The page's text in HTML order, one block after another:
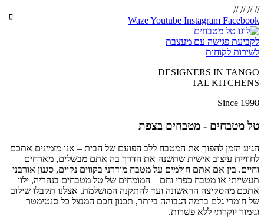
//
//
//
//
WazeYoutube Instagram Facebook
לקביעת פגישה עם מעצבת
לשירות לקוחות
DESIGNERS IN TANGO
TAL KITCHENS
Since 1998
טל מטבחים - מטבחים בצפת
הגיע הזמן להפוך את המטבח ללב הפועם של הבית – אנו מזמינים אתכם
לחוויית עיצוב אישית שתשנה את הדרך בה אתם מבשלים, מארחים
וחיים. בין אם אתם חולמים על מטבח מודרני בקווים נקיים, סגנון אורבני
תעשייתי או מטבח כפרי וחם – המומחים של טל מטבחים בנהריה, ילוו
אתכם מהסקיצה הראשונה ועד להתקנה המושלמת. אצלנו תקבלו שילוב
של חומרי גלם ברמה הגבוהה ביותר, תכנון חכם המנצל כל סנטימטר
וגימור יוקרתי ללא פשרות.